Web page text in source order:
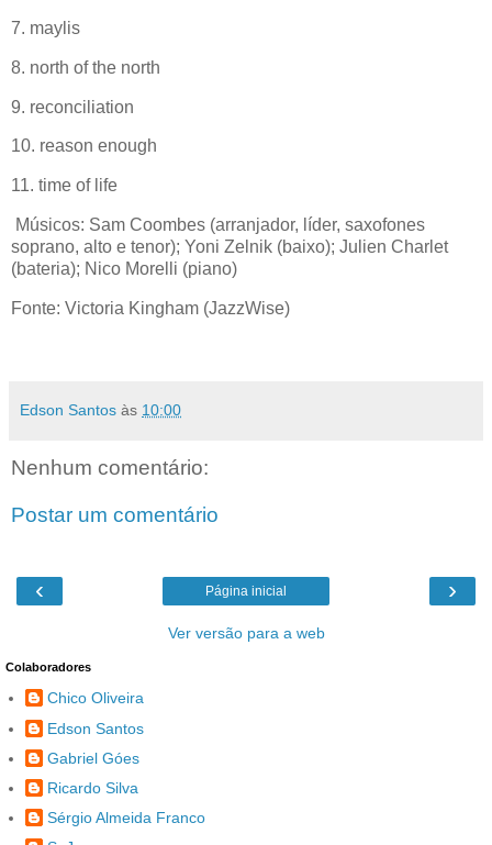
7. maylis
8. north of the north
9. reconciliation
10. reason enough
11. time of life
Músicos: Sam Coombes (arranjador, líder, saxofones
soprano, alto e tenor); Yoni Zelnik (baixo); Julien Charlet
(bateria); Nico Morelli (piano)
Fonte: Victoria Kingham (JazzWise)
Edson Santos às 10:00
Nenhum comentário:
Postar um comentário
‹ ›
Página inicial
Ver versão para a web
Colaboradores
Chico Oliveira
Edson Santos
Gabriel Góes
Ricardo Silva
Sérgio Almeida Franco